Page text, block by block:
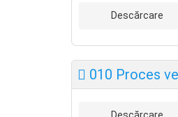
Descărcare
010 Proces
Descărcare